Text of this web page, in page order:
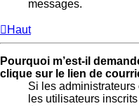
messages.
Haut
Pourquoi m’est-il
clique sur le lien de
Si les
les utilisateurs